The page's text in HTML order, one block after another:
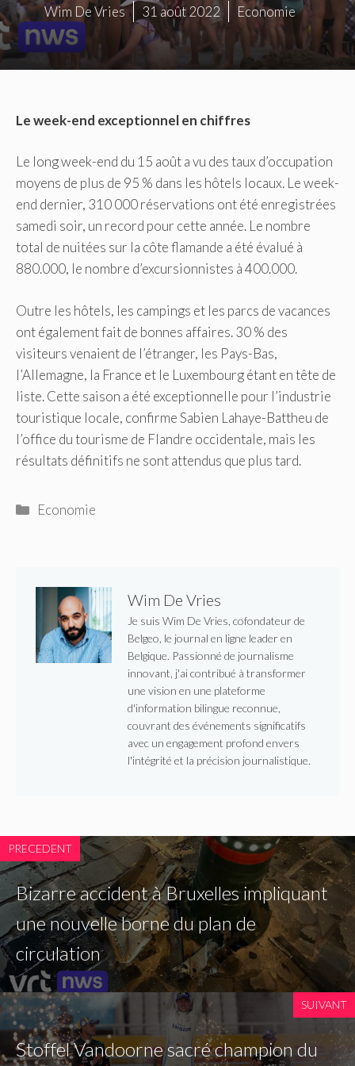
Wim De Vries 31 août 2022 Economie
Le week-end exceptionnel en chiffres
Le long week-end du 15 août a vu des taux d’occupation
moyens de plus de 95 % dans les hôtels locaux. Le week-
end dernier, 310 000 réservations ont été enregistrées
samedi soir, un record pour cette année. Le nombre
total de nuitées sur la côte flamande a été évalué à
880.000, le nombre d’excursionnistes à 400.000.
Outre les hôtels, les campings et les parcs de vacances
ont également fait de bonnes affaires. 30 % des
visiteurs venaient de l’étranger, les Pays-Bas,
l’Allemagne, la France et le Luxembourg étant en tête de
liste. Cette saison a été exceptionnelle pour l’industrie
touristique locale, confirme Sabien Lahaye-Battheu de
l’office du tourisme de Flandre occidentale, mais les
résultats définitifs ne sont attendus que plus tard.
Catégories
Economie
Wim De Vries
Je suis Wim De Vries, cofondateur de
Belgeo, le journal en ligne leader en
Belgique. Passionné de journalisme
innovant, j'ai contribué à transformer
une vision en une plateforme
d'information bilingue reconnue,
couvrant des événements significatifs
avec un engagement profond envers
l'intégrité et la précision journalistique.
PRECEDENT
Bizarre accident à Bruxelles impliquant
une nouvelle borne du plan de
circulation
SUIVANT
Stoffel Vandoorne sacré champion du